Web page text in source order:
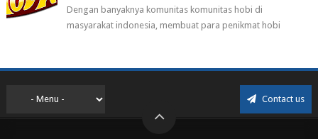
Dengan banyaknya komunitas komunitas hobi di
masyarakat indonesia, membuat para penikmat hobi
Contact us